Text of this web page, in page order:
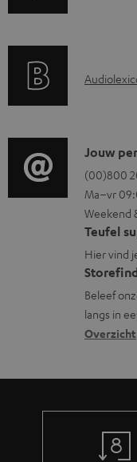
t
n
e
i
n
f
o
r
m
a
A
i
o
g
l
o
s
s
a
r
C
o
n
t
a
c
t
i
n
r
Jouw
(00)800
Ma–vr
Weekend
Teufel
Hier vind
Beleef
langs in
Overzicht